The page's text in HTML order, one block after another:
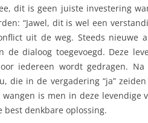
dit is geen juiste investering
“Jawel, dit is wel een
uit de weg. Steeds nieuwe
de dialoog toegevoegd. Deze
iedereen wordt gedragen. Na
die in de vergadering “ja”
is men in deze levendige
denkbare oplossing.